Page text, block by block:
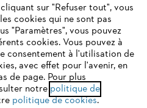
que nous ne prenons plus
de notre site ne
Pour une utilisation
recommandons de passer à
sur "Refuser tout", vous
cookies qui ne sont pas
"Paramètres", vous pouvez
cookies. Vous pouvez à
consentement à l'utilisation de
avec effet pour l'avenir, en
de page. Pour plus
notre politique de
politique de cookies.